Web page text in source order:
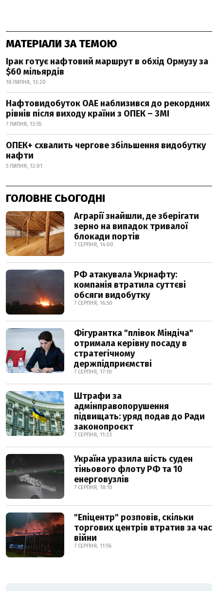
МАТЕРІАЛИ ЗА ТЕМОЮ
Ірак готує нафтовий маршрут в обхід Ормузу за
$60 мільярдів
18 ЛИПНЯ, 13:20
Нафтовидобуток ОАЕ наблизився до рекордних
рівнів після виходу країни з ОПЕК – ЗМІ
7 ЛИПНЯ, 13:55
ОПЕК+ схвалить чергове збільшення видобутку
нафти
5 ЛИПНЯ, 12:01
ГОЛОВНЕ СЬОГОДНІ
Аграрії знайшли, де зберігати
зерно на випадок тривалої
блокади портів
7 СЕРПНЯ, 14:00
РФ атакувала Укрнафту:
компанія втратила суттєві
обсяги видобутку
7 СЕРПНЯ, 16:50
Фігурантка "плівок Міндіча"
отримала керівну посаду в
стратегічному
держпідприємстві
7 СЕРПНЯ, 17:10
Штрафи за
адмінправопорушення
підвищать: уряд подав до Ради
законопроєкт
7 СЕРПНЯ, 11:23
Україна уразила шість суден
тіньового флоту РФ та 10
енерговузлів
7 СЕРПНЯ, 18:10
"Епіцентр" розповів, скільки
торгових центрів втратив за час
війни
7 СЕРПНЯ, 11:56